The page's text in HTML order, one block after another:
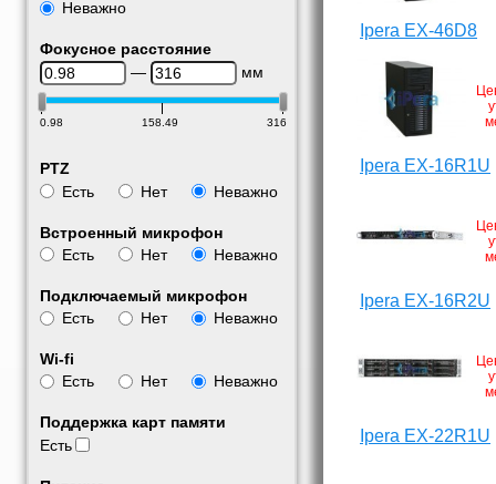
Неважно
Фокусное расстояние
—
мм
0.98 158.49 316
PTZ
Есть
Нет Неважно
Встроенный микрофон
Есть
Нет Неважно
Подключаемый микрофон
Есть
Нет Неважно
Wi-fi
Есть
Нет Неважно
Поддержка карт памяти
Есть
Ipera EX-46D8
Ipera EX-16R1U
Ipera EX-16R2U
Ipera EX-22R1U